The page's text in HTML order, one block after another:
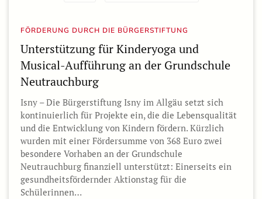
FÖRDERUNG DURCH DIE BÜRGERSTIFTUNG
Unterstützung für Kinderyoga und
Musical-Aufführung an der Grundschule
Neutrauchburg
Isny – Die Bürgerstiftung Isny im Allgäu setzt sich
kontinuierlich für Projekte ein, die die Lebensqualität
und die Entwicklung von Kindern fördern. Kürzlich
wurden mit einer Fördersumme von 368 Euro zwei
besondere Vorhaben an der Grundschule
Neutrauchburg finanziell unterstützt: Einerseits ein
gesundheitsfördernder Aktionstag für die
Schülerinnen…